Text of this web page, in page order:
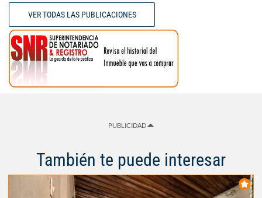
VER TODAS LAS PUBLICACIONES
PUBLICIDAD
También te puede interesar